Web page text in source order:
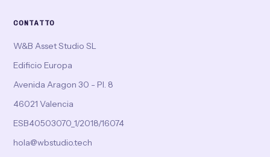
CONTATTO
W&B Asset Studio SL
Edificio Europa
Avenida Aragon 30 - Pl. 8
46021 Valencia
ESB40503070_1/2018/16074
hola@wbstudio.tech